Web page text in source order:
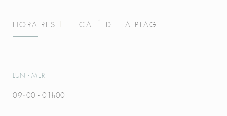
HORAIRES LE CAFÉ DE LA PLAGE
LUN - MER
09h00 - 01h00